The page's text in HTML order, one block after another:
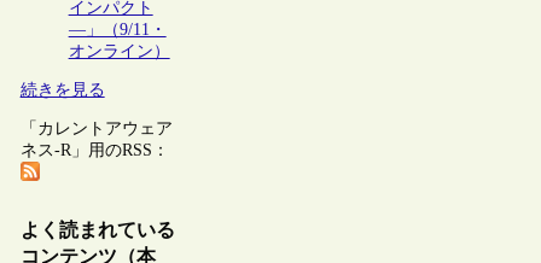
インパクト
―」（9/11・
オンライン）
続きを見る
「カレントアウェア
ネス-R」用のRSS：
よく読まれている
コンテンツ（本